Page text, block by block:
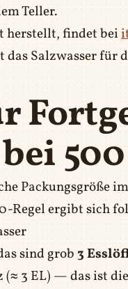
Teller.
herstellt, findet bei
Salzwasser für
Packungsgröße
Regel ergibt sich
sind grob 3
(≈ 3 EL) — das ist